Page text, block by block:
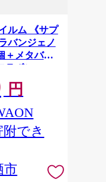
ルム 《サプ
バンジェノ
＋メタバリ
ボンEX 30
機能性表示
ール メタバ
ン 健康
円
でき
市